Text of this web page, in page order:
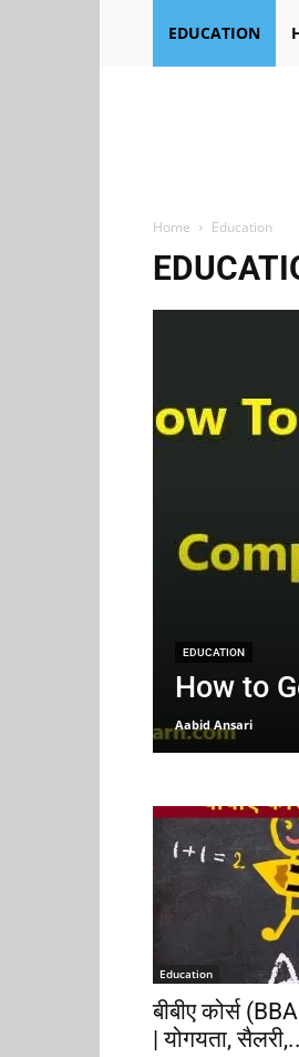
EDUCATION
Home Education
EDUCATION
How to
Aabid Ansari
Education
बीबीए कोर्स
| योगयता,